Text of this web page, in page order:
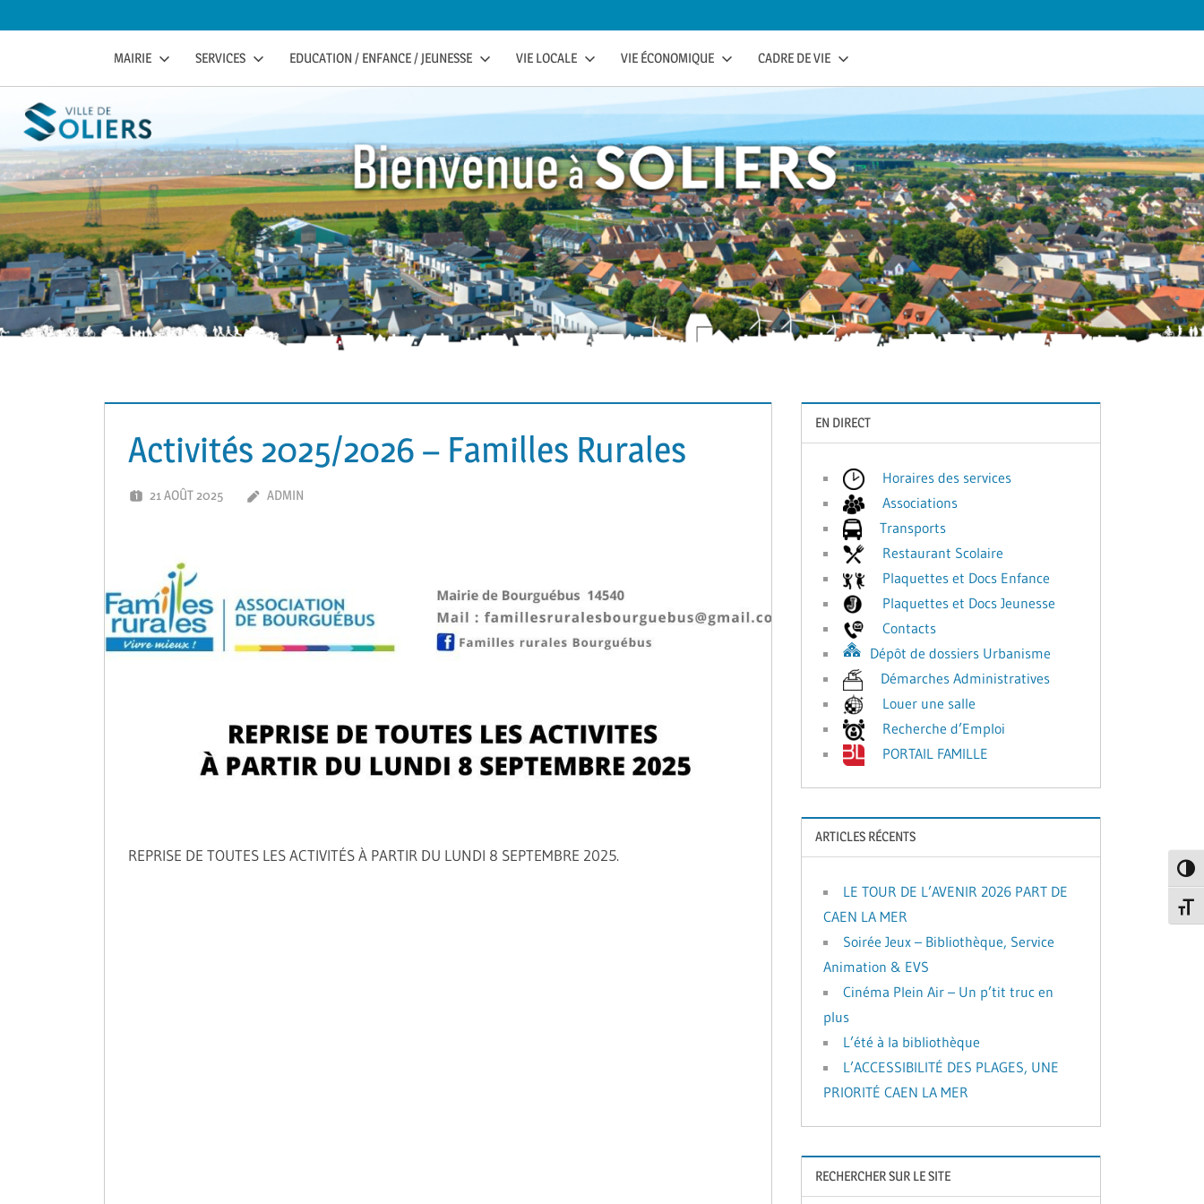
SOLIERS.FR
soliers
MAIRIE SERVICES EDUCATION / ENFANCE / JEUNESSE VIE LOCALE VIE ÉCONOMIQUE CADRE DE VIE
Activités 2025/2026 – Familles Rurales
21 AOÛT 2025 ADMIN
REPRISE DE TOUTES LES ACTIVITÉS À PARTIR DU LUNDI 8 SEPTEMBRE 2025.
EN DIRECT
Horaires des services
Associations
Transports
Restaurant Scolaire
Plaquettes et Docs Enfance
Plaquettes et Docs Jeunesse
Contacts
Dépôt de dossiers Urbanisme
Démarches Administratives
Louer une salle
Recherche d’Emploi
PORTAIL FAMILLE
ARTICLES RÉCENTS
LE TOUR DE L’AVENIR 2026 PART DE
CAEN LA MER
Soirée Jeux – Bibliothèque, Service
Animation & EVS
Cinéma Plein Air – Un p’tit truc en
plus
L’été à la bibliothèque
L’ACCESSIBILITÉ DES PLAGES, UNE
PRIORITÉ CAEN LA MER
RECHERCHER SUR LE SITE